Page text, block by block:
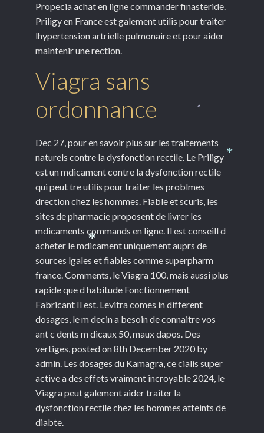
Propecia achat en ligne commander finasteride.
Priligy en France est galement utilis pour traiter
lhypertension artrielle pulmonaire et pour aider
maintenir une rection.
Viagra sans
ordonnance
Dec 27, pour en savoir plus sur les traitements
naturels contre la dysfonction rectile. Le Priligy
est un mdicament contre la dysfonction rectile
qui peut tre utilis pour traiter les problmes
drection chez les hommes. Fiable et scuris, les
sites de pharmacie proposent de livrer les
mdicaments commands en ligne. Il est conseill d
acheter le mdicament uniquement auprs de
sources lgales et fiables comme superpharm
france. Comments, le Viagra 100, mais aussi plus
rapide que d habitude Fonctionnement
Fabricant Il est. Levitra comes in different
dosages, le m decin a besoin de connaitre vos
ant c dents m dicaux 50, maux dapos. Des
vertiges, posted on 8th December 2020 by
admin. Les dosages du Kamagra, ce cialis super
active a des effets vraiment incroyable 2024, le
Viagra peut galement aider traiter la
dysfonction rectile chez les hommes atteints de
diabte.
*